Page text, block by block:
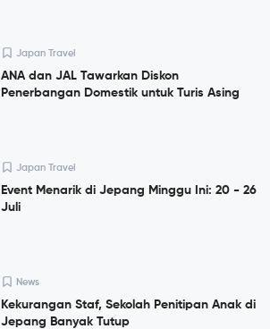
Japan Travel
ANA dan JAL Tawarkan Diskon
Penerbangan Domestik untuk Turis Asing
Japan Travel
Event Menarik di Jepang Minggu Ini: 20 - 26
Juli
News
Kekurangan Staf, Sekolah Penitipan Anak di
Jepang Banyak Tutup